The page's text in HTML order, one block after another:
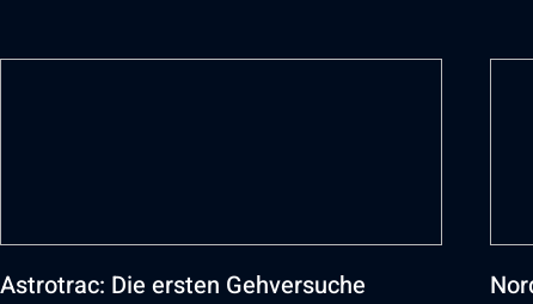
Astrotrac: Die ersten Gehversuche